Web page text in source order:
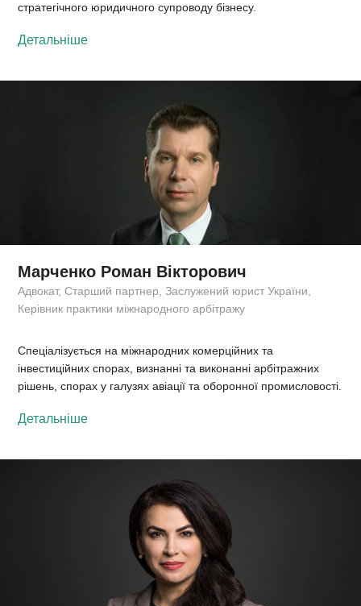
стратегічного юридичного супроводу бізнесу.
Детальніше
Марченко Роман Вікторович
Адвокат, Старший партнер, Заслужений юрист України,
Керівник практики міжнародного арбітражу
Спеціалізується на міжнародних комерційних та
інвестиційних спорах, визнанні та виконанні арбітражних
рішень, спорах у галузях авіації та оборонної промисловості.
Детальніше